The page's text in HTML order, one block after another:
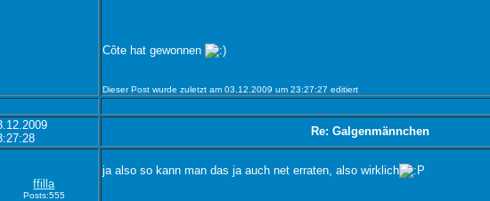
Côte hat gewonnen
Dieser Post wurde zuletzt am 03.12.2009 um 23:27:27 editiert
Re: Galgenmännchen
ffilla
Posts:555
ja also so kann man das ja auch net erraten, also wirklich